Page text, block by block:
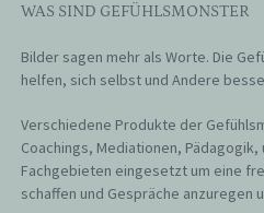
WAS SIND GEFÜHLSMONSTER
Bilder sagen mehr als Worte. Die
helfen, sich selbst und Andere
Verschiedene Produkte der
Coachings, Mediationen,
Fachgebieten eingesetzt um eine
schaffen und Gespräche anzuregen